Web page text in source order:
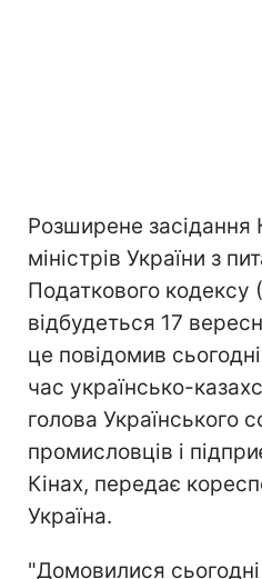
Розширене засідання
міністрів України з
Податкового кодексу
відбудеться 17
це повідомив
час українсько-
голова Українського
промисловців і
Кінах, передає
Україна.
"Домовилися